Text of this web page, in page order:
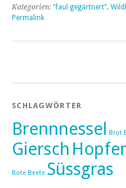
Kategorien: "faul gegärtnert",
Permalink
SCHLAGWÖRTER
Brennnessel Brot
Giersch
Rote Beete Süssgras